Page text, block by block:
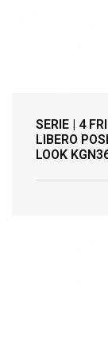
SERIE | 4
LIBERO
LOOK